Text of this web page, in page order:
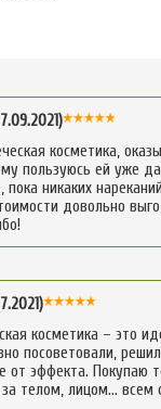
косметика,
пользуюсь ей уже
пока никаких
довольно
косметика – это
посоветовали,
от эффекта. Покупаю
телом, лицом… всем